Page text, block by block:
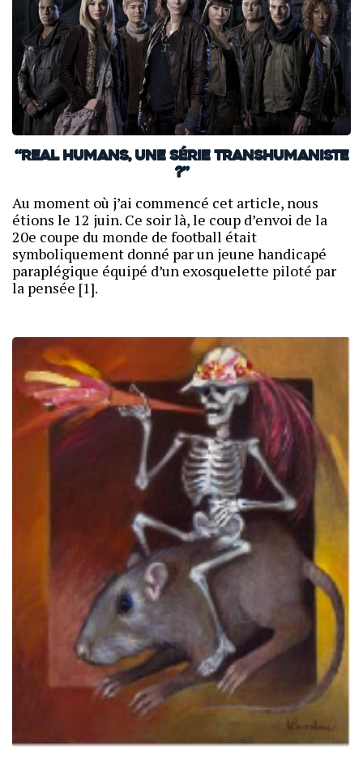
“Real Humans, une série transhumaniste
?”
Au moment où j’ai commencé cet article, nous
étions le 12 juin. Ce soir là, le coup d’envoi de la
20e coupe du monde de football était
symboliquement donné par un jeune handicapé
paraplégique équipé d’un exosquelette piloté par
la pensée [1].